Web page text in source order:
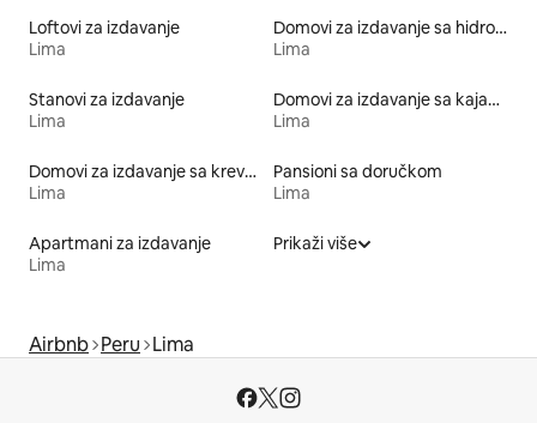
Loftovi za izdavanje
Lima
Domovi za izdavanje sa hidromasažnom kadom
Lima
Stanovi za izdavanje
Lima
Domovi za izdavanje sa kajakom
Lima
Domovi za izdavanje sa krevetom prilagođenim posebnim potrebama po visini
Lima
Pansioni sa doručkom
Lima
Apartmani za izdavanje
Lima
Prikaži više
Airbnb Peru Lima